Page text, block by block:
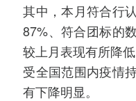
其中，本月符合行
87%、符合团标的
较上月表现有所降低
受全国范围内疫情
有下降明显。